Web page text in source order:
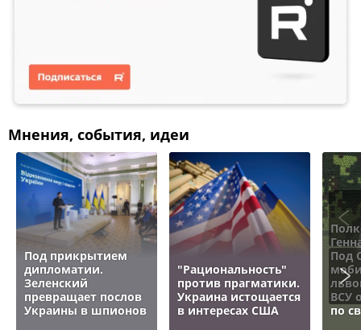
Мнения, события, идеи
Под прикрытием
дипломатии.
Зеленский
превращает послов
Украины в шпионов
"Рациональность"
против прагматики.
Украина истощается
в интересах США
Под
ВСУ
по